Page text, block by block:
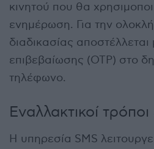
κινητού που θα
ενημέρωση. Για την
διαδικασίας
επιβεβαίωσης (OTP) στο
τηλέφωνο.
Εναλλακτικοί
Η υπηρεσία SMS